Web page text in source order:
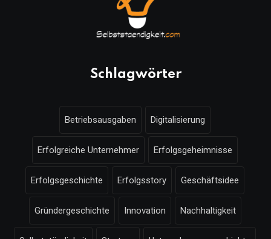
Schlagwörter
Betriebsausgaben Digitalisierung
Erfolgreiche Unternehmer Erfolgsgeheimnisse
Erfolgsgeschichte Erfolgsstory Geschäftsidee
Gründergeschichte Innovation Nachhaltigkeit